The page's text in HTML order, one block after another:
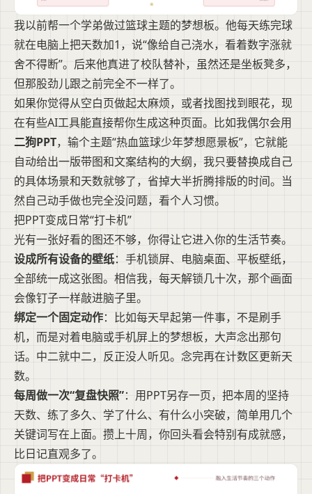
我以前帮一个学弟做过篮球主题的梦想板。他每天练完球
就在电脑上把天数加1，说“像给自己浇水，看着数字涨就
舍不得断”。后来他真进了校队替补，虽然还是坐板凳多，
但那股劲儿跟之前完全不一样了。
如果你觉得从空白页做起太麻烦，或者找图找到眼花，现
在有些AI工具能直接帮你生成这种页面。比如我偶尔会用
二狗PPT，输个主题“热血篮球少年梦想愿景板”，它就能
自动给出一版带图和文案结构的大纲，我只要替换成自己
的具体场景和天数就够了，省掉大半折腾排版的时间。当
然自己动手做也完全没问题，看个人习惯。
把PPT变成日常“打卡机”
光有一张好看的图还不够，你得让它进入你的生活节奏。
设成所有设备的壁纸：手机锁屏、电脑桌面、平板壁纸，
全部统一成这张图。相信我，每天解锁几十次，那个画面
会像钉子一样敲进脑子里。
绑定一个固定动作：比如每天早起第一件事，不是刷手
机，而是对着电脑或手机屏上的梦想板，大声念出那句
话。中二就中二，反正没人听见。念完再在计数区更新天
数。
每周做一次“复盘快照”：用PPT另存一页，把本周的坚持
天数、练了多久、学了什么、有什么小突破，简单用几个
关键词写在上面。攒上十周，你回头看会特别有成就感，
比日记直观多了。